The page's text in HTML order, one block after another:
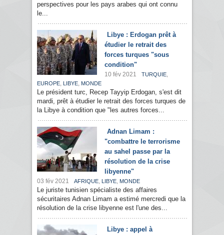
perspectives pour les pays arabes qui ont connu
le...
Libye : Erdogan prêt à
étudier le retrait des
forces turques "sous
condition"
10 fév 2021 TURQUIE,
EUROPE, LIBYE, MONDE
Le président turc, Recep Tayyip Erdogan, s'est dit
mardi, prêt à étudier le retrait des forces turques de
la Libye à condition que "les autres forces...
Adnan Limam :
"combattre le terrorisme
au sahel passe par la
résolution de la crise
libyenne"
03 fév 2021 AFRIQUE, LIBYE, MONDE
Le juriste tunisien spécialiste des affaires
sécuritaires Adnan Limam a estimé mercredi que la
résolution de la crise libyenne est l'une des...
Libye : appel à